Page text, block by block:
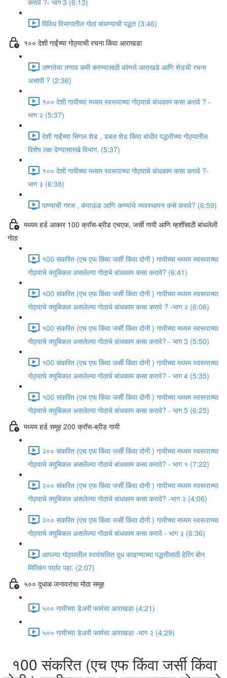
करावे ?- भाग 3 (6:13)
विविध विभागातील गोठा बांधण्याची पद्धत (3:46)
१०० देशी गाईंच्या गोठ्याची रचना किंवा आराखडा
उष्णतेचा तणाव कमी करण्यासाठी कोणते आराखडे आणि शेडची रचना
असावी ? (2:36)
१०० देशी गायीच्या मध्यम स्वरूपाच्या गोठ्याचे बांधकाम कसा करावे ? -
भाग २ (5:37)
देशी गाईंच्या सिंगल शेड , डबल शेड किंवा बांधीव पद्धतीच्या गोठ्यातील
विशेष लक्ष देण्यासारखे विभाग. (5:37)
१०० देशी गायीच्या मध्यम स्वरूपाच्या गोठ्याचे बांधकाम कसा करावे ?-
भाग ३ (6:38)
पाण्याची गरज , कंपाऊंड आणि कप्प्यांचे व्यवस्थापन कसे करावे? (6:59)
मध्यम हर्ड आकार 100 क्रॉस-ब्रीड एचएफ, जर्सी गायी आणि म्हशींसाठी बांधलेली
गोठा
१00 संकरित (एच एफ किंवा जर्सी किंवा दोनी ) गायीच्या मध्यम स्वरूपाच्या
गोठ्याचे क्युबिकल असलेल्या गोठाचे बांधकाम कसा करावे? (6:41)
१00 संकरित (एच एफ किंवा जर्सी किंवा दोनी ) गायीच्या मध्यम स्वरूपाच्या
गोठ्याचे क्युबिकल असलेल्या गोठाचे बांधकाम कसा करावे ? -भाग २ (6:06)
१00 संकरित (एच एफ किंवा जर्सी किंवा दोनी ) गायीच्या मध्यम स्वरूपाच्या
गोठ्याचे क्युबिकल असलेल्या गोठाचे बांधकाम कसा करावे? - भाग 3 (5:50)
१00 संकरित (एच एफ किंवा जर्सी किंवा दोनी ) गायीच्या मध्यम स्वरूपाच्या
गोठ्याचे क्युबिकल असलेल्या गोठाचे बांधकाम कसा करावे? - भाग 4 (5:35)
१00 संकरित (एच एफ किंवा जर्सी किंवा दोनी ) गायीच्या मध्यम स्वरूपाच्या
गोठ्याचे क्युबिकल असलेल्या गोठाचे बांधकाम कसा करावे? - भाग 5 (6:25)
मध्यम हर्ड समूह 200 क्रॉस-ब्रीड गायी
२०० संकरित (एच एफ किंवा जर्सी किंवा दोनी ) गायीच्या मध्यम स्वरूपाच्या
गोठ्याचे क्युबिकल असलेल्या गोठाचे बांधकाम कसा करावे? - भाग १ (7:22)
२०० संकरित (एच एफ किंवा जर्सी किंवा दोनी ) गायीच्या मध्यम स्वरूपाच्या
गोठ्याचे क्युबिकल असलेल्या गोठाचे बांधकाम कसा करावे? -भाग २ (4:06)
२०० संकरित (एच एफ किंवा जर्सी किंवा दोनी ) गायीच्या मध्यम स्वरूपाच्या
गोठ्याचे क्युबिकल असलेल्या गोठाचे बांधकाम कसा करावे - भाग ३ (6:36)
आपल्या गोठ्यातील स्वयंचलित दूध काढण्याच्या पद्धतीसाठी हेरिंग बोन
मिल्किंग पार्लर पहा. (2:07)
५०० दुधाळ जनावरांचा मोठा समूह
५०० गायीच्या डेअरी फार्मचा आराखडा (4:21)
५०० गायीच्या डेअरी फार्मचा आराखडा -भाग २ (4:29)
१00 संकरित (एच एफ किंवा जर्सी किंवा